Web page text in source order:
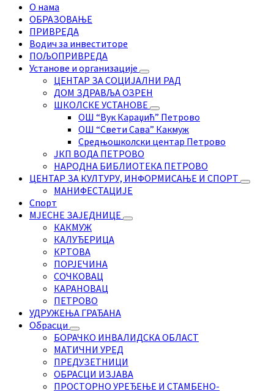
О нама
ОБРАЗОВАЊЕ
ПРИВРЕДА
Водич за инвеститоре
ПОЉОПРИВРЕДА
Установе и организације
ЦЕНТАР ЗА СОЦИЈАЛНИ РАД
ДОМ ЗДРАВЉА ОЗРЕН
ШКОЛСКЕ УСТАНОВЕ
ОШ “Вук Караџић” Петрово
ОШ “Свети Сава” Какмуж
Средњошколски центар Петрово
ЈКП ВОДА ПЕТРОВО
НАРОДНА БИБЛИОТЕКА ПЕТРОВО
ЦЕНТАР ЗА КУЛТУРУ, ИНФОРМИСАЊЕ И СПОРТ
МАНИФЕСТАЦИЈЕ
Спорт
МЈЕСНЕ ЗАЈЕДНИЦЕ
КАКМУЖ
КАЛУЂЕРИЦА
КРТОВА
ПОРЈЕЧИНА
СОЧКОВАЦ
КАРАНОВАЦ
ПЕТРОВО
УДРУЖЕЊА ГРАЂАНА
Обрасци
БОРАЧКО ИНВАЛИДСКА ОБЛАСТ
МАТИЧНИ УРЕД
ПРЕДУЗЕТНИЦИ
ОБРАСЦИ ИЗЈАВА
ПРОСТОРНО УРЕЂЕЊЕ И СТАМБЕНО-